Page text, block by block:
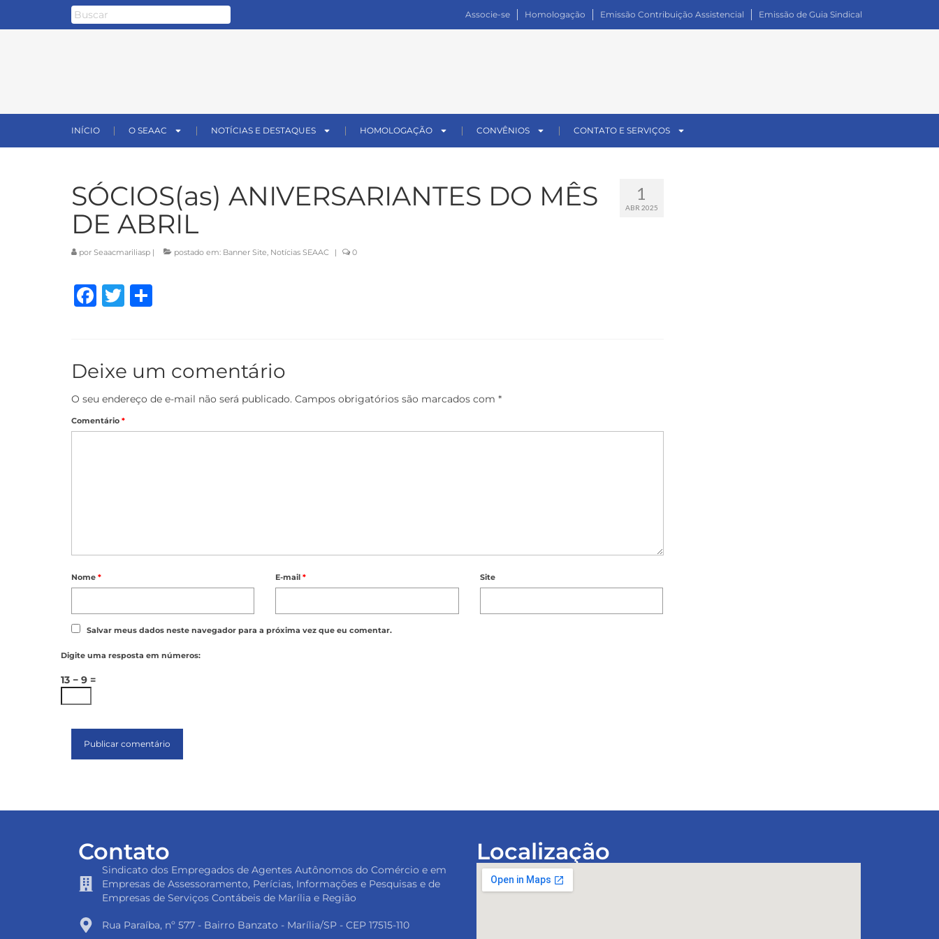
Associe-se Homologação Emissão Contribuição Assistencial Emissão de Guia Sindical
INÍCIO O SEAAC NOTÍCIAS E DESTAQUES HOMOLOGAÇÃO CONVÊNIOS CONTATO E SERVIÇOS
1
ABR 2025
SÓCIOS(as) ANIVERSARIANTES DO MÊS
DE ABRIL
por Seaacmariliasp | postado em: Banner Site, Notícias SEAAC | 0
Facebook
Twitter
Deixe um comentário
O seu endereço de e-mail não será publicado. Campos obrigatórios são marcados com *
Comentário *
Nome * E-mail* Site
Salvar meus dados neste navegador para a próxima vez que eu comentar.
Digite uma resposta em números:
13 − 9 =
Contato
Sindicato dos Empregados de Agentes Autônomos do Comércio e em
Empresas de Assessoramento, Perícias, Informações e Pesquisas e de
Empresas de Serviços Contábeis de Marília e Região
Rua Paraíba, nº 577 - Bairro Banzato - Marília/SP - CEP 17515-110
Localização